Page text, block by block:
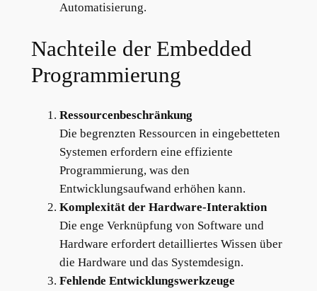
Automatisierung.
Nachteile der Embedded
Programmierung
Ressourcenbeschränkung
Die begrenzten Ressourcen in eingebetteten
Systemen erfordern eine effiziente
Programmierung, was den
Entwicklungsaufwand erhöhen kann.
Komplexität der Hardware-Interaktion
Die enge Verknüpfung von Software und
Hardware erfordert detailliertes Wissen über
die Hardware und das Systemdesign.
Fehlende Entwicklungswerkzeuge